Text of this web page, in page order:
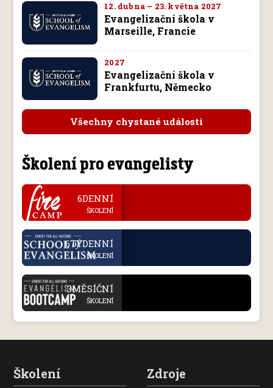
12. dubna – 23. května 2027
Evangelizační škola v
Marseille, Francie
2027
Evangelizační škola v
Frankfurtu, Německo
Všechny chystané události
Školení pro evangelisty
. 6DENNÍ
ŠKOLENÍ
. 6TÝDENNÍ
ŠKOLENÍ
. 3MĚSÍČNÍ
ŠKOLENÍ
Školení Zdroje